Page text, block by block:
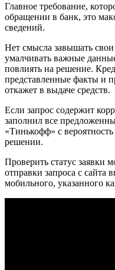
Главное требование,
обращении в банк, это
сведений.
Нет смысла завышать
умалчивать важные
повлиять на решение.
представленные факты и
откажет в выдаче средств.
Если запрос содержит
заполнил все
«Тинькофф» с
решении.
Проверить статус заявки
отправки запроса с сайта
мобильного, указанного